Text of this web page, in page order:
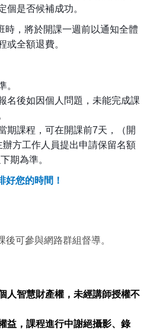
個是否候補成功。
時，將於開課一週前以通知全體
或全額退費。
。
名後如因個人問題，未能完成課
期課程，可在開課前7天，（開
方工作人員提出申請保留名額
期為準。
好您的時間！
可參與網路群組督導。
人智慧財產權，未經講師授權不
益，課程進行中謝絕攝影、錄